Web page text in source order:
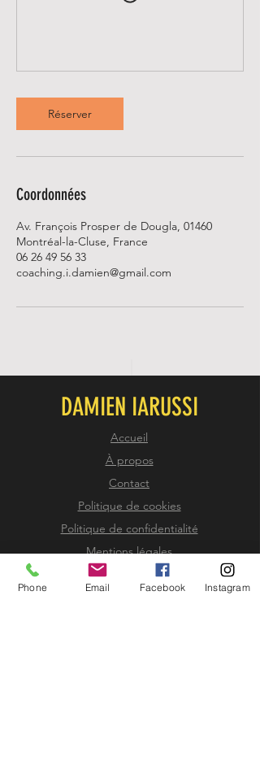
Réserver
Coordonnées
Av. François Prosper de Dougla, 01460
Montréal-la-Cluse, France
06 26 49 56 33
coaching.i.damien@gmail.com
DAMIEN IARUSSI
Accueil
À propos
Contact
Politique de cookies
Politique de confidentialité
Mentions légales
Les termes et conditions commerciales
Phone Email Facebook Instagram